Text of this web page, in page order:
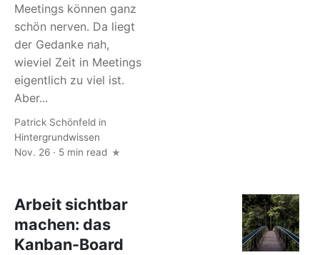
Meetings können ganz
schön nerven. Da liegt
der Gedanke nah,
wieviel Zeit in Meetings
eigentlich zu viel ist.
Aber...
Patrick Schönfeld in
Hintergrundwissen
Nov. 26 · 5 min read
Arbeit sichtbar
machen: das
Kanban-Board